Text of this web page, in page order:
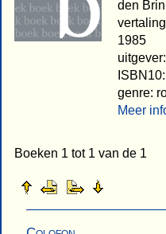
den
1985
genre:
Meer
Boeken 1 tot 1 van de 1